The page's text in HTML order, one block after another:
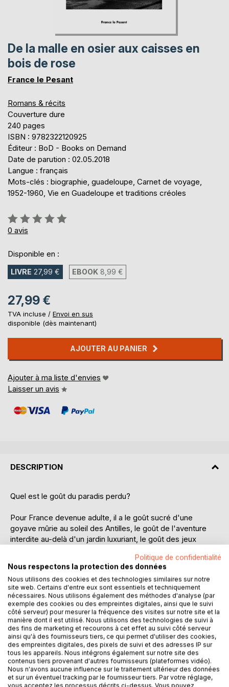
De la malle en osier aux caisses en
bois de rose
France le Pesant
Romans & récits
Couverture dure
240 pages
ISBN : 9782322120925
Éditeur : BoD - Books on Demand
Date de parution : 02.05.2018
Langue : français
Mots-clés : biographie, guadeloupe, Carnet de voyage,
1952-1960, Vie en Guadeloupe et traditions créoles
Évaluation:
0%
0 avis
Disponible en :
LIVRE 27,99 € EBOOK 8,99 €
27,99 €
TVA incluse / Envoi en sus
disponible (dès maintenant)
AJOUTER AU PANIER
Ajouter à ma liste d'envies
Laisser un avis
DESCRIPTION
Quel est le goût du paradis perdu?
Pour France devenue adulte, il a le goût sucré d'une
goyave mûrie au soleil des Antilles, le goût de l'aventure
interdite au-delà d'un jardin luxuriant, le goût des jeux
ses premières années sur l'île de la Guadeloupe et se
remémore les joyeux après-midi passés avec son frère et
sa soeur à explorer librement la nature environnante et à
profiter de la plage. Seule l'école et sa sévère maîtresse
ne remportent pas son adhésion. Mais Pâquerette, sa
nounou bien-aimée, est là pour la consoler, la câliner et
pallier aussi le manque laissé par une maman peu
maternante et plutôt intéressée par les activités culturelles
ou sportives.
Cette enfance bienheureuse est ponctuée de voyages à
l'étranger et les réguliers allers-retours entre la
Politique de confidentialité
Nous respectons la protection des données
Nous utilisons des cookies et des technologies similaires sur notre
site web. Certains d'entre eux sont essentiels et techniquement
nécessaires. Nous utilisons également des méthodes d'analyse (par
exemple des cookies ou des empreintes digitales, ainsi que le suivi
côté serveur) pour mesurer la fréquence des visites sur notre site et la
manière dont il est utilisé. Nous utilisons des technologies de suivi à
des fins de marketing et recourons à cet effet au suivi côté serveur
ainsi qu'à des fournisseurs tiers, ce qui permet d'utiliser des cookies,
des empreintes digitales, des pixels de suivi et des adresses IP sur
tous les appareils. Nous intégrons également sur notre site des
contenus tiers provenant d'autres fournisseurs (plateformes vidéo).
Nous n'avons aucune influence sur le traitement ultérieur des données
et sur un éventuel tracking par le fournisseur tiers. Par votre réglage,
vous acceptez les processus décrits ci-dessus. Vous pouvez